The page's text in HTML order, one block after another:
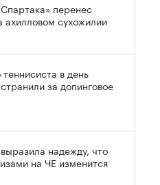
перенес
сухожилии
теннисиста в день
за допинговое
надежду, что
на ЧЕ изменится